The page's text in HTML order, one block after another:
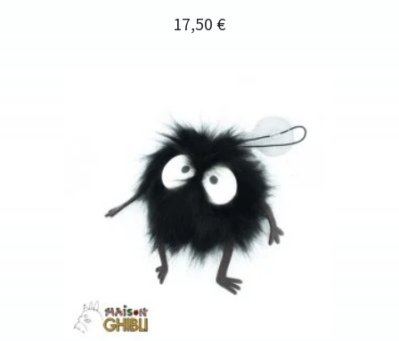
Precio
17,50 €